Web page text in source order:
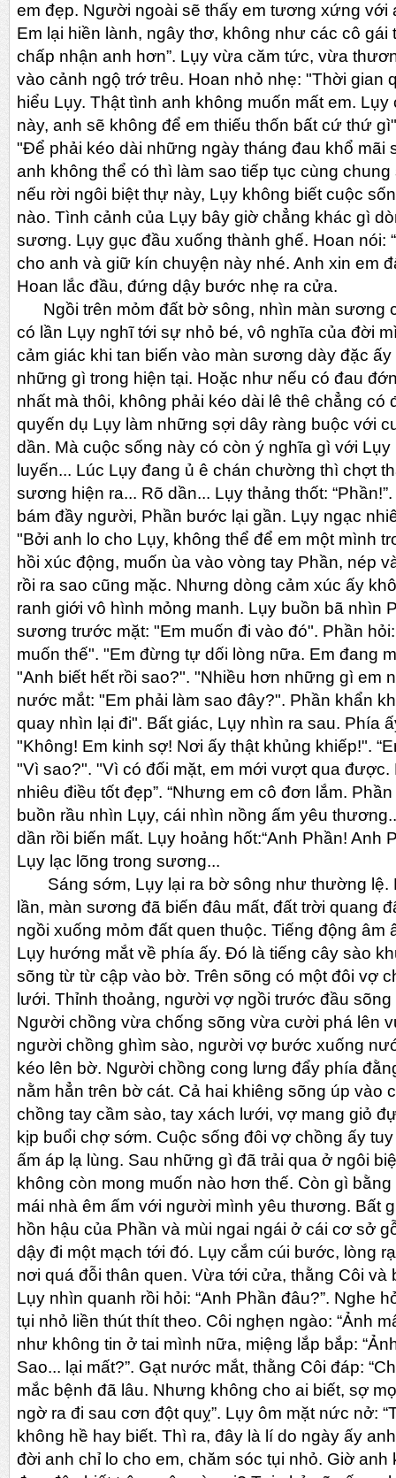
em đẹp. Người ngoài sẽ thấy em tương xứng với
Em lại hiền lành, ngây thơ, không như các cô gái
chấp nhận anh hơn”. Lụy vừa căm tức, vừa
vào cảnh ngộ trớ trêu. Hoan nhỏ nhẹ: "Thời gian
hiểu Lụy. Thật tình anh không muốn mất em.
này, anh sẽ không để em thiếu thốn bất cứ thứ
"Để phải kéo dài những ngày tháng đau khổ mãi
anh không thể có thì làm sao tiếp tục cùng
nếu rời ngôi biệt thự này, Lụy không biết cuộc
nào. Tình cảnh của Lụy bây giờ chẳng khác gì
sương. Lụy gục đầu xuống thành ghế. Hoan nói:
cho anh và giữ kín chuyện này nhé. Anh xin em
Hoan lắc đầu, đứng dậy bước nhẹ ra cửa.
Ngồi trên mỏm đất bờ sông, nhìn màn sương
có lần Lụy nghĩ tới sự nhỏ bé, vô nghĩa của đời
cảm giác khi tan biến vào màn sương dày đặc
những gì trong hiện tại. Hoặc như nếu có đau
nhất mà thôi, không phải kéo dài lê thê chẳng có
quyến dụ Lụy làm những sợi dây ràng buộc với
dần. Mà cuộc sống này có còn ý nghĩa gì với
luyến... Lúc Lụy đang ủ ê chán chường thì chợt
sương hiện ra... Rõ dần... Lụy thảng thốt:
bám đầy người, Phần bước lại gần. Lụy ngạc
"Bởi anh lo cho Lụy, không thể để em một mình
hồi xúc động, muốn ùa vào vòng tay Phần, nép
rồi ra sao cũng mặc. Nhưng dòng cảm xúc ấy
ranh giới vô hình mỏng manh. Lụy buồn bã nhìn
sương trước mặt: "Em muốn đi vào đó". Phần
muốn thế". "Em đừng tự dối lòng nữa. Em đang
"Anh biết hết rồi sao?". "Nhiều hơn những gì em
nước mắt: "Em phải làm sao đây?". Phần khẩn
quay nhìn lại đi". Bất giác, Lụy nhìn ra sau. Phía
"Không! Em kinh sợ! Nơi ấy thật khủng khiếp!".
"Vì sao?". "Vì có đối mặt, em mới vượt qua
nhiêu điều tốt đẹp”. “Nhưng em cô đơn lắm.
buồn rầu nhìn Lụy, cái nhìn nồng ấm yêu
dần rồi biến mất. Lụy hoảng hốt:“Anh Phần! Anh
Lụy lạc lõng trong sương...
Sáng sớm, Lụy lại ra bờ sông như thường lệ.
lần, màn sương đã biến đâu mất, đất trời quang
ngồi xuống mỏm đất quen thuộc. Tiếng động âm
Lụy hướng mắt về phía ấy. Đó là tiếng cây sào
sõng từ từ cập vào bờ. Trên sõng có một đôi vợ
lưới. Thỉnh thoảng, người vợ ngồi trước đầu
Người chồng vừa chống sõng vừa cười phá lên
người chồng ghìm sào, người vợ bước xuống
kéo lên bờ. Người chồng cong lưng đẩy phía
nằm hẳn trên bờ cát. Cả hai khiêng sõng úp vào
chồng tay cầm sào, tay xách lưới, vợ mang giỏ
kịp buổi chợ sớm. Cuộc sống đôi vợ chồng ấy
ấm áp lạ lùng. Sau những gì đã trải qua ở ngôi
không còn mong muốn nào hơn thế. Còn gì
mái nhà êm ấm với người mình yêu thương. Bất
hồn hậu của Phần và mùi ngai ngái ở cái cơ sở
dậy đi một mạch tới đó. Lụy cắm cúi bước, lòng
nơi quá đỗi thân quen. Vừa tới cửa, thằng Côi và
Lụy nhìn quanh rồi hỏi: “Anh Phần đâu?”. Nghe
tụi nhỏ liền thút thít theo. Côi nghẹn ngào: “Ảnh
như không tin ở tai mình nữa, miệng lắp bắp:
Sao... lại mất?”. Gạt nước mắt, thằng Côi đáp:
mắc bệnh đã lâu. Nhưng không cho ai biết, sợ
ngờ ra đi sau cơn đột quỵ”. Lụy ôm mặt nức nở:
không hề hay biết. Thì ra, đây là lí do ngày ấy
đời anh chỉ lo cho em, chăm sóc tụi nhỏ. Giờ anh